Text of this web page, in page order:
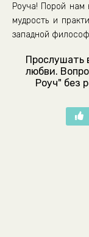
Роуча! Порой нам
мудрость и
западной
Прослушать
любви.
Роуч" без